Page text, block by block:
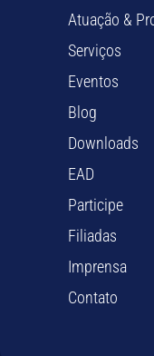
Atuação &
Serviços
Eventos
Blog
Downloads
EAD
Participe
Filiadas
Imprensa
Contato